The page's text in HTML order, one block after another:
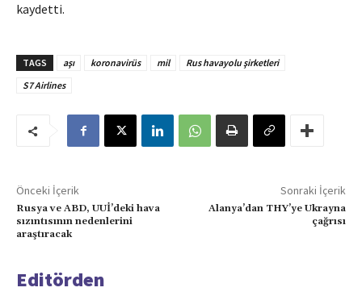
kaydetti.
TAGS aşı koronavirüs mil
Rus havayolu şirketleri
S7 Airlines
Önceki İçerik
Rusya ve ABD, UUİ’deki hava
sızıntısının nedenlerini
araştıracak
Sonraki İçerik
Alanya’dan THY’ye Ukrayna
çağrısı
Editörden